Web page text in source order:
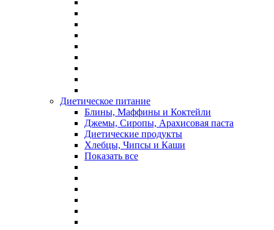
Диетическое питание
Блины, Маффины и Коктейли
Джемы, Сиропы, Арахисовая паста
Диетические продукты
Хлебцы, Чипсы и Каши
Показать все